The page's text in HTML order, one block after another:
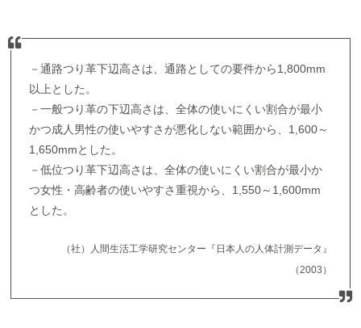
－通路つり革下辺高さは、通路としての要件から1,800mm
以上とした。
－一般つり革の下辺高さは、全体の使いにくい割合が最小
かつ成人男性の使いやすさが悪化しない範囲から、1,600～
1,650mmとした。
－低位つり革下辺高さは、全体の使いにくい割合が最小か
つ女性・高齢者の使いやすさ重視から、1,550～1,600mm
とした。
（社）人間生活工学研究センター『日本人の人体計測データ』
（2003）